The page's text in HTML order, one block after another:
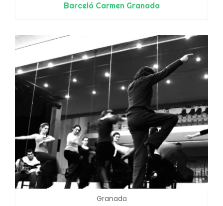
Barceló Carmen Granada
Granada